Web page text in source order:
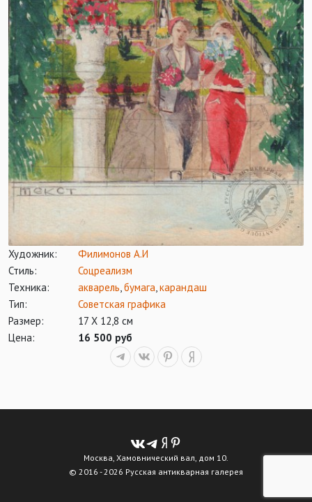
Художник:
Филимонов А.И
Стиль:
Соцреализм
Техника:
акварель бумага карандаш
Тип:
Советская графика
Размер:
17 Х 12,8 см
Цена:
16 500 руб
Москва, Хамовнический вал, дом 10.
© 2016 - 2026 Русская антикварная галерея